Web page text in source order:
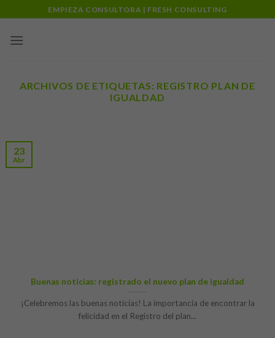
to
content
EMPIEZA CONSULTORA | FRESH CONSULTING
ARCHIVOS DE ETIQUETAS: REGISTRO PLAN DE
IGUALDAD
Buenas noticias: registrado el nuevo plan de igualdad
¡Celebremos las buenas noticias! La importancia de encontrar la
felicidad en el Registro del plan...
23
Abr